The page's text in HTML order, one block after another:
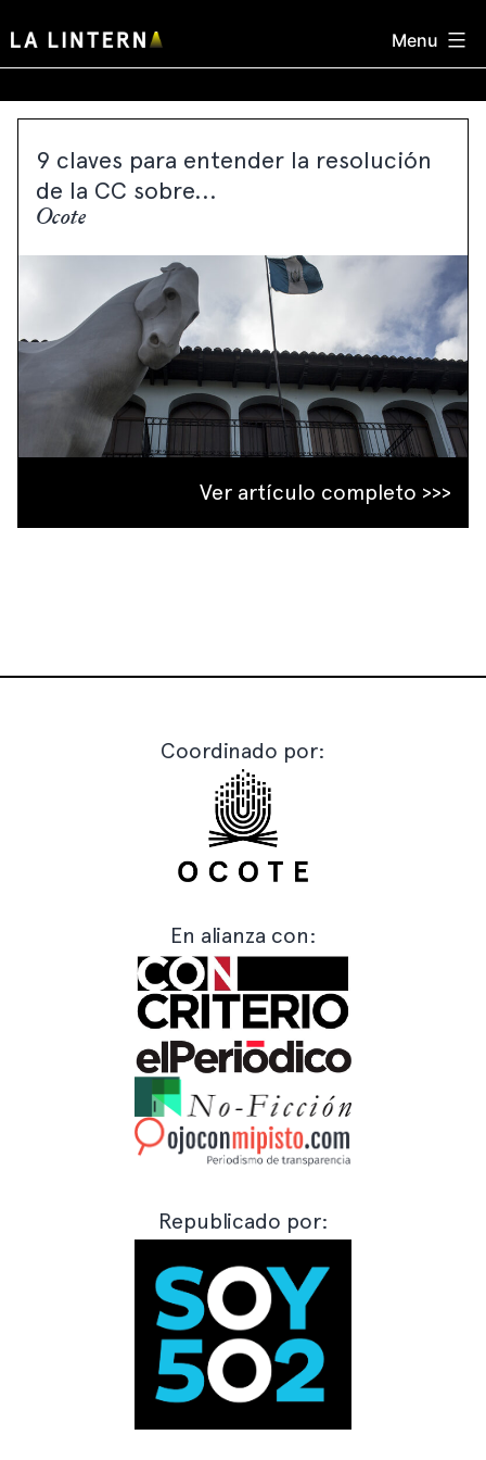
to
Menu
9 claves para entender la resolución
de la CC sobre...
Ocote
Ver artículo completo >>>
Coordinado por:
En alianza con:
Republicado por: